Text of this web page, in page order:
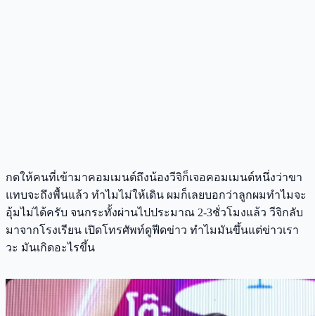
กดให้คนที่เข้ามาคอมเมนต์ถึงน้องวีจิก็เจอคอมเมนต์หนึ่งว่าขา
แทบจะถึงพื้นแล้ว ทำไมไม่ให้เดิน ผมก็เลยบอกว่าลูกผมทำไมจะ
อุ้มไม่ได้ครับ จนกระทั้งผ่านไปประมาณ 2-3ชั่วโมงแล้ว วีจิกลับ
มาจากโรงเรียน เปิดโทรศัพท์ดูฟีดข่าว ทำไมมันขึ้นแต่ข่าวเรา
วะ มันเกิดอะไรขึ้น